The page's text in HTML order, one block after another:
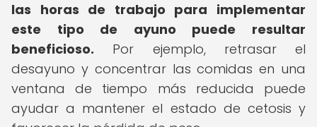
las horas de trabajo para implementar
este tipo de ayuno puede resultar
beneficioso. Por ejemplo, retrasar el
desayuno y concentrar las comidas en una
ventana de tiempo más reducida puede
ayudar a mantener el estado de cetosis y